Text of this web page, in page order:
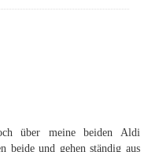
über meine beiden Aldi
beide und gehen ständig aus